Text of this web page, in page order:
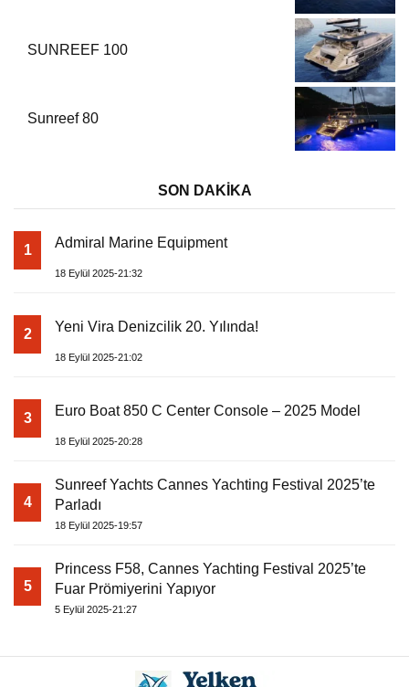
SUNREEF 100
Sunreef 80
SON DAKİKA
1 Admiral Marine Equipment
18 Eylül 2025-21:32
2 Yeni Vira Denizcilik 20. Yılında!
18 Eylül 2025-21:02
3 Euro Boat 850 C Center Console – 2025 Model
18 Eylül 2025-20:28
4
Sunreef Yachts Cannes Yachting Festival 2025’te
Parladı
18 Eylül 2025-19:57
5
Princess F58, Cannes Yachting Festival 2025’te
Fuar Prömiyerini Yapıyor
5 Eylül 2025-21:27